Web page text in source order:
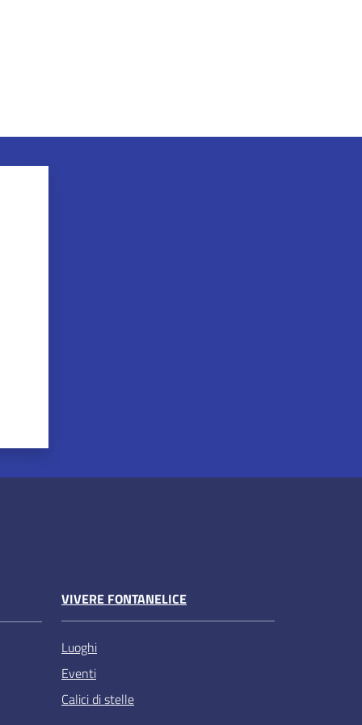
VIVERE FONTANELICE
Luoghi
Eventi
Calici di stelle